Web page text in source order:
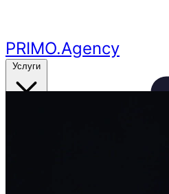
PRIMO.Agency